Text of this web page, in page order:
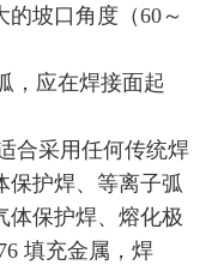
坡口角度（60～
，应在焊接面起
合采用任何传统焊
保护焊、等离子弧
体保护焊、熔化极
填充金属，焊